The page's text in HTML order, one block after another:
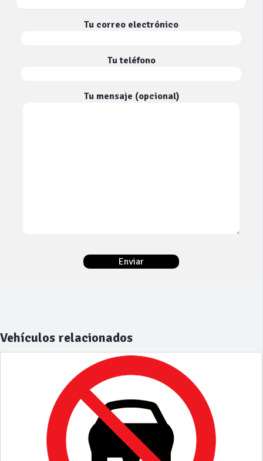
Tu correo electrónico
Tu teléfono
Tu mensaje (opcional)
Vehículos relacionados